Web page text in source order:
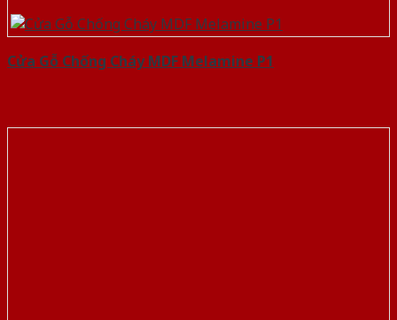
Cửa Gỗ Chống Cháy MDF Melamine P1